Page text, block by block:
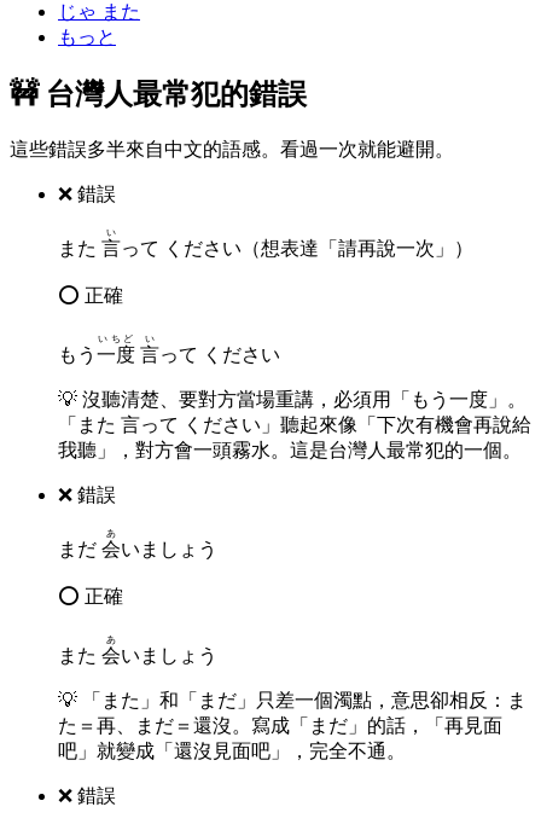
じゃ また
もっと
🚧 台灣人最常犯的錯誤
這些錯誤多半來自中文的語感。看過一次就能避開。
❌ 錯誤
また 言
い
って ください（想表達「請再說一次」）
⭕ 正確
もう 一度
いちど
言
い
って ください
💡 沒聽清楚、要對方當場重講，必須用「もう一度」。
「また 言って ください」聽起來像「下次有機會再說給
我聽」，對方會一頭霧水。這是台灣人最常犯的一個。
❌ 錯誤
まだ 会
あ
いましょう
⭕ 正確
また 会
あ
いましょう
💡
「また」和「まだ」只差一個濁點，意思卻相反：ま
た＝再、まだ＝還沒。寫成「まだ」的話，「再見面
吧」就變成「還沒見面吧」，完全不通。
❌ 錯誤